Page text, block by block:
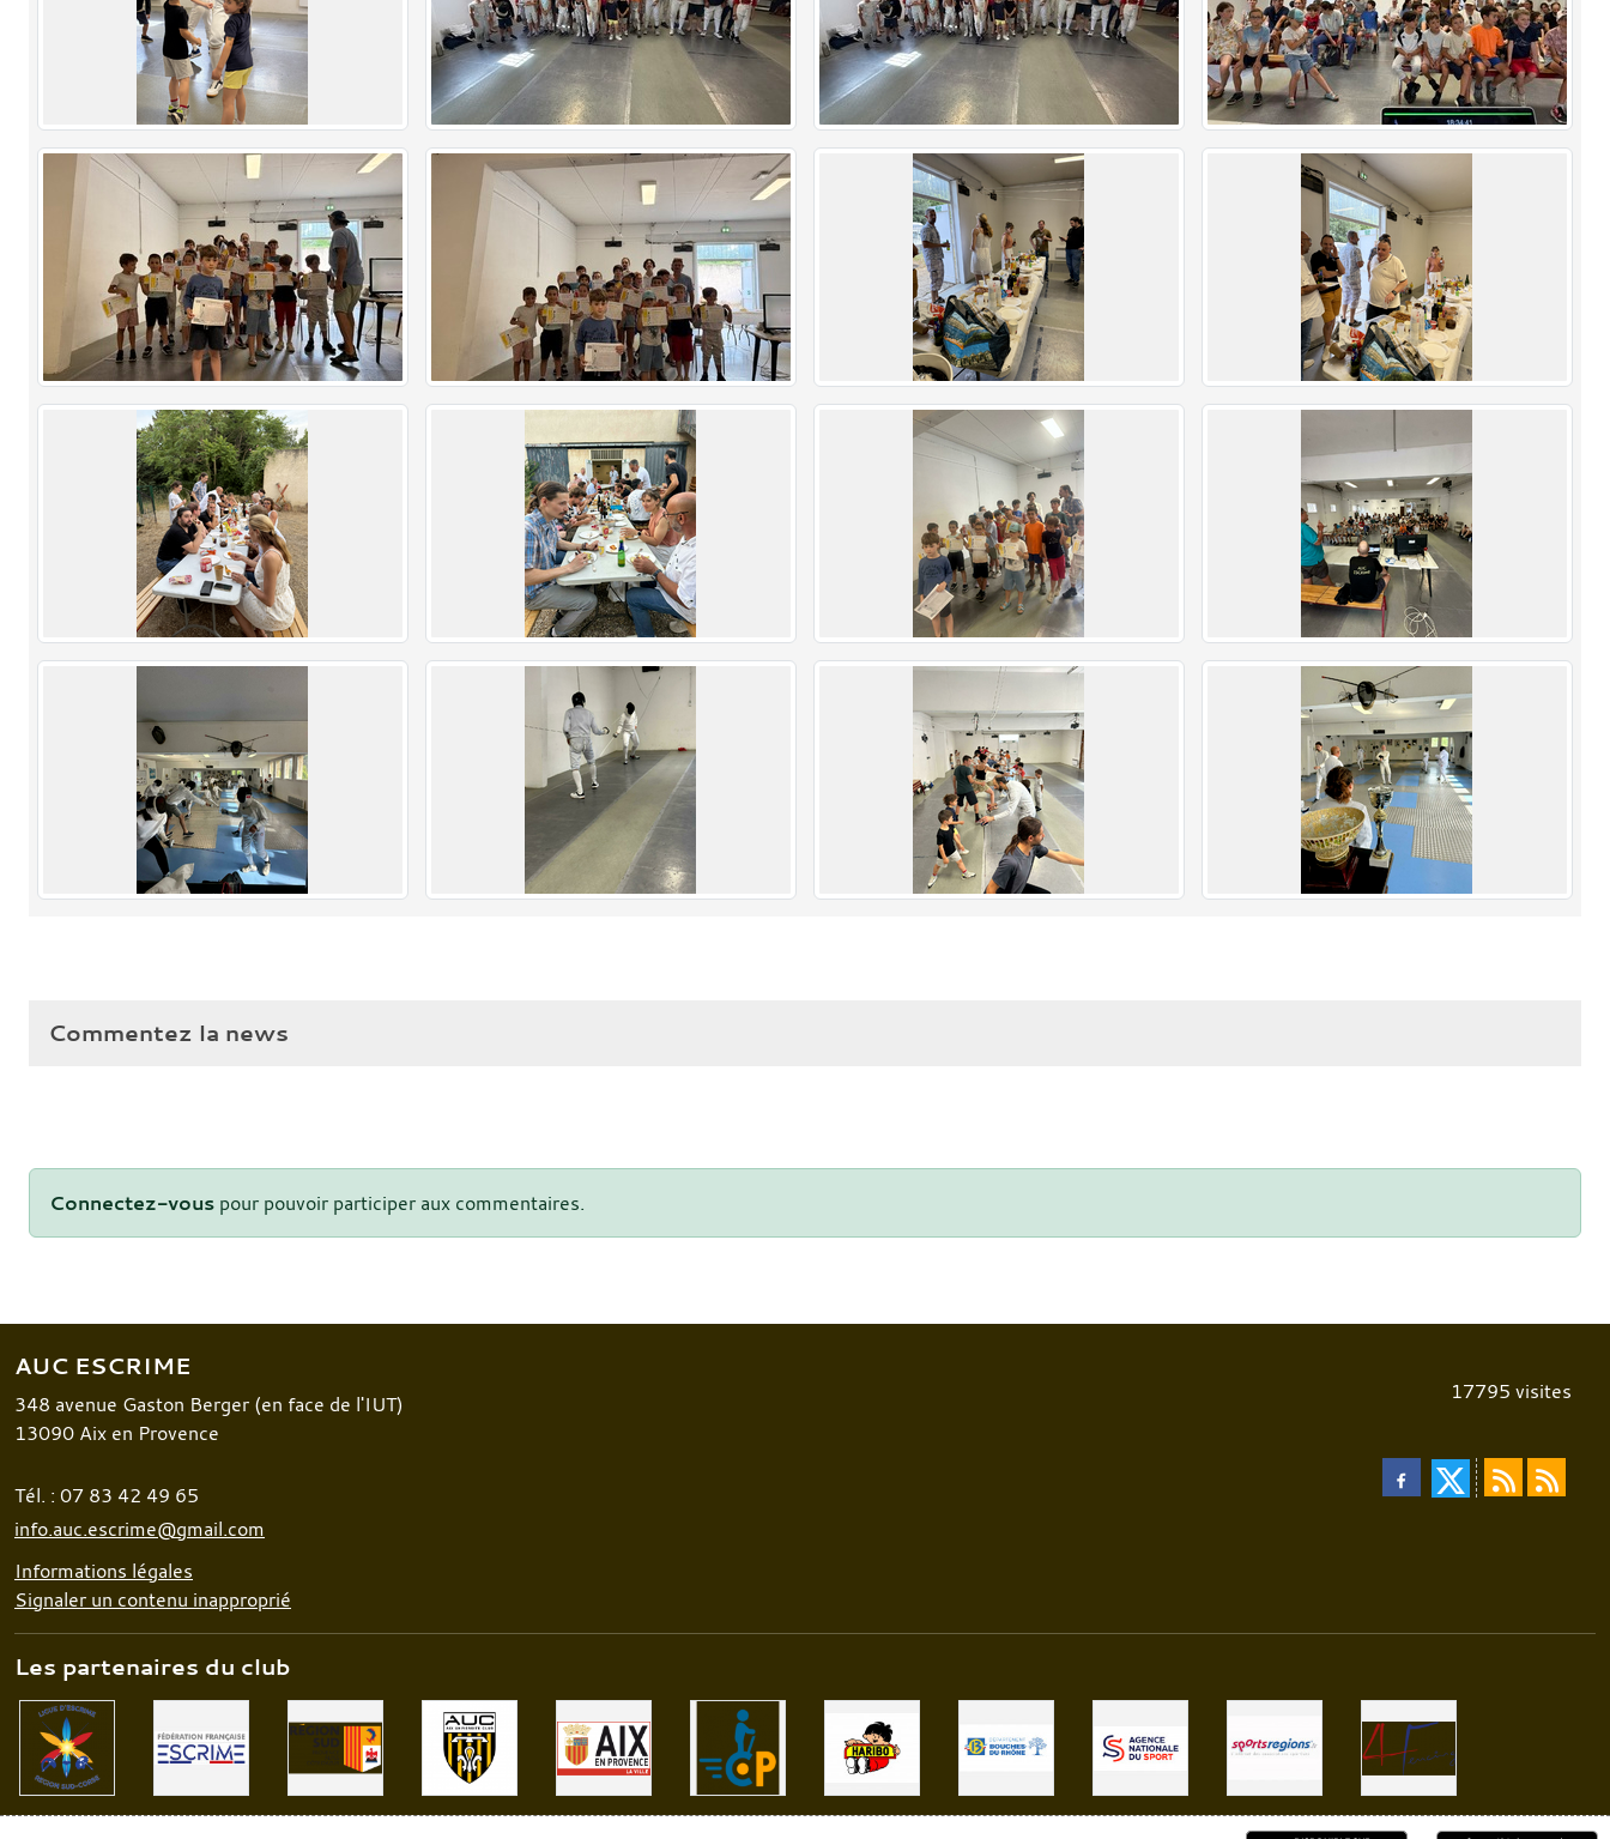
Commentez la news
Connectez-vous pour pouvoir participer aux commentaires.
AUC ESCRIME
348 avenue Gaston Berger (en face de l'IUT)
13090 Aix en Provence
Tél. : 07 83 42 49 65
info.auc.escrime@gmail.com
Informations légales
Signaler un contenu inapproprié
17795 visites
Les partenaires du club